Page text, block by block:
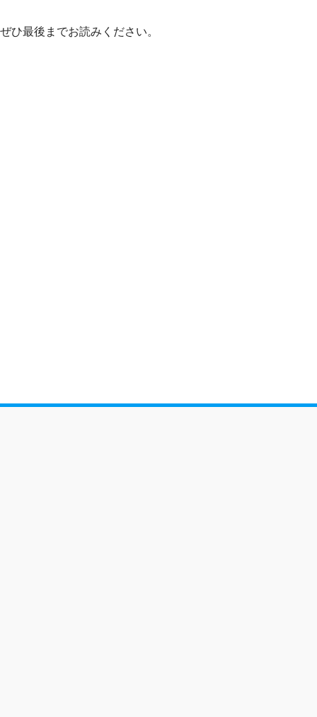
ぜひ最後までお読みください。